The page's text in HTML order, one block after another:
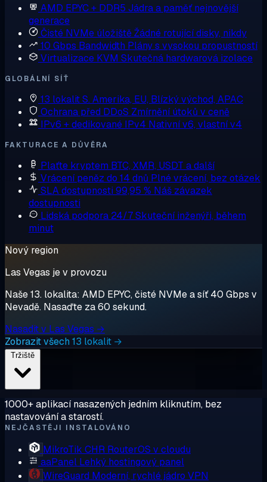
AMD EPYC + DDR5 Jádra a paměť nejnovější
generace
Čisté NVMe úložištěŽádné rotující disky, nikdy
10 Gbps Bandwidth Plány s vysokou propustností
Virtualizace KVM Skutečná hardwarová izolace
GLOBÁLNÍ SÍŤ
13 lokalitS. Amerika, EU, Blízký východ, APAC
Ochrana před DDoS Zmírnění útoků v ceně
IPv6 + dedikované IPv4 Nativní v6, vlastní v4
FAKTURACE A DŮVĚRA
Plaťte kryptem BTC, XMR, USDT a další
Vrácení peněz do 14 dnů Plné vrácení, bez otázek
SLA dostupnosti 99,95 % Náš závazek
dostupnosti
Lidská podpora 24/7Skuteční inženýři, během
minut
Nový region
Las Vegas je v provozu
Naše 13. lokalita: AMD EPYC, čisté NVMe a síť 40 Gbps v
Nevadě. Nasaďte za 60 sekund.
Nasadit v Las Vegas →
Zobrazit všech 13 lokalit →
1000+ aplikací nasazených jedním kliknutím, bez
nastavování a starostí.
NEJČASTĚJI INSTALOVÁNO
MikroTik CHR RouterOS v cloudu
aaPanel Lehký hostingový panel
WireGuard Moderní, rychlé jádro VPN